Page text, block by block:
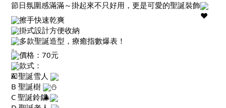
節日氛圍感滿滿～掛起來不只好用，更是可愛的聖誕裝飾
擦手快速乾爽
掛式設計方便收納
多款聖誕造型，療癒指數爆表！
價格：70元
款式：
A 聖誕雪人
B 聖誕樹
C 聖誕鈴鐺